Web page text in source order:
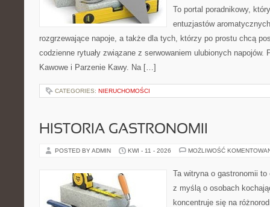
To portal poradnikowy,
entuzjastów
rozgrzewające napoje, a także dla tych, którzy po prostu chcą
codzienne rytuały związane z serwowaniem ulubionych napojów.
Kawowe i Parzenie Kawy. Na […]
CATEGORIES: NIERUCHOMOŚCI
HISTORIA GASTRONOMII
POSTED BY ADMIN KWI - 11 - 2026 MOŻLIWOŚĆ
Ta witryna o gastronomii
z myślą o osobach
koncentruje się na